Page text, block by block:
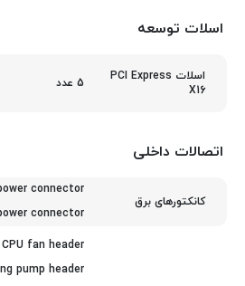
اسلات توسعه
اسلات PCI Express
X16
5 عدد
اتصالات داخلی
کانکتورهای برق
connector
connector
CPU fan header
pump header